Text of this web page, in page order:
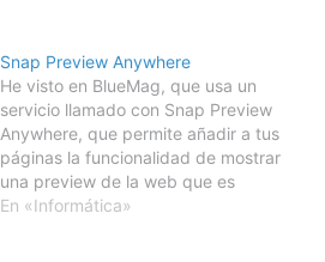
Snap Preview Anywhere
He visto en BlueMag, que usa un
servicio llamado con Snap Preview
Anywhere, que permite añadir a tus
páginas la funcionalidad de mostrar
una preview de la web que es
enlazada.Añadir la ventana flotante
En «Informática»